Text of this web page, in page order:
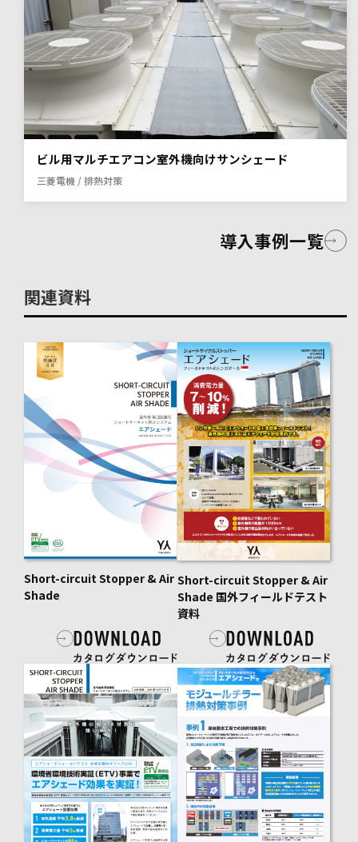
ビル用マルチエアコン室外機向けサンシェード
三菱電機 / 排熱対策
導入事例一覧
関連資料
Short-circuit Stopper & Air
Shade
Short-circuit Stopper & Air
Shade 国外フィールドテスト
資料